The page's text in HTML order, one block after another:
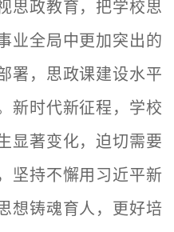
思政教育，把学校思
业全局中更加突出的
署，思政课建设水平
新时代新征程，学校
显著变化，迫切需要
坚持不懈用习近平新
想铸魂育人，更好培